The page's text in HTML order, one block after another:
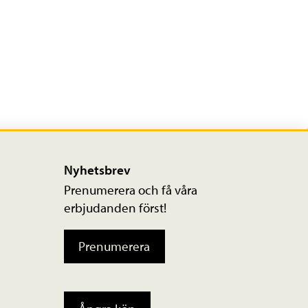
Nyhetsbrev
Prenumerera och få våra
erbjudanden först!
Prenumerera